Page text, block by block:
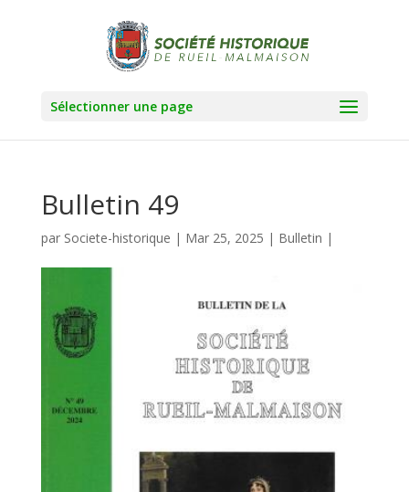
Sélectionner une page
Bulletin 49
par Societe-historique | Mar 25, 2025 | Bulletin |